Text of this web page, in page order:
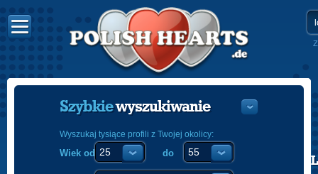
POLISH
Szybkiewyszukiwanie
Wyszukaj tysiące profili z Twojej okolicy:
Wiek od do